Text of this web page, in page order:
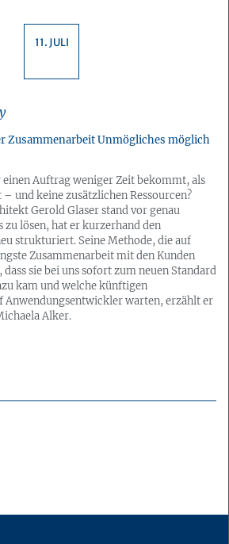
11. JULI
Zusammenarbeit Unmögliches möglich
einen Auftrag weniger Zeit bekommt, als
und keine zusätzlichen Ressourcen?
Gerold Glaser stand vor genau
zu lösen, hat er kurzerhand den
strukturiert. Seine Methode, die auf
Zusammenarbeit mit den Kunden
sie bei uns sofort zum neuen Standard
kam und welche künftigen
Anwendungsentwickler warten, erzählt er
Alker.